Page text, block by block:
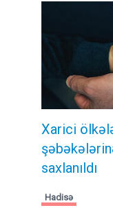
Xarici
saxlanıldı
Hadisə